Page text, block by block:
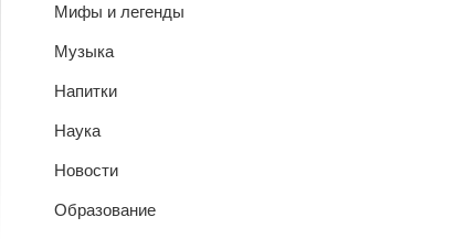
Мифы и легенды
Музыка
Напитки
Наука
Новости
Образование